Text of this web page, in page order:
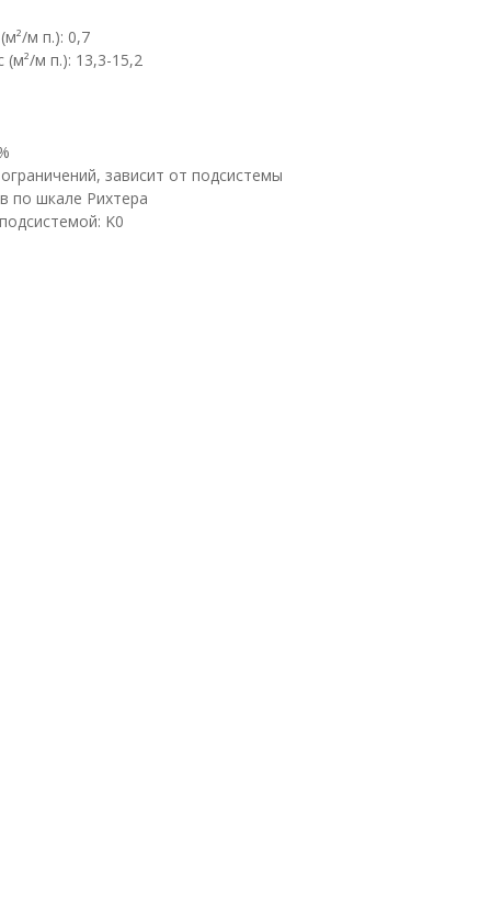
м п.): 0,7
(м²/м п.): 13,3-15,2
зависит от подсистемы
по шкале Рихтера
K0